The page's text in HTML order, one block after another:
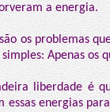
a energia.
os problemas
Apenas os
liberdade é
essas energias